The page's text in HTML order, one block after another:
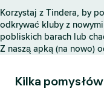
n
a
Korzystaj z Tindera, by
odkrywać kluby z
pobliskich barach lub
Z naszą apką (na nowo)
Kilka